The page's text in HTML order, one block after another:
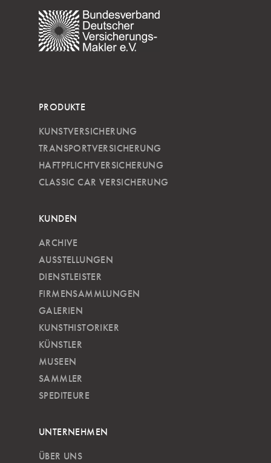
PRODUKTE
KUNSTVERSICHERUNG
TRANSPORTVERSICHERUNG
HAFTPFLICHTVERSICHERUNG
CLASSIC CAR VERSICHERUNG
KUNDEN
ARCHIVE
AUSSTELLUNGEN
DIENSTLEISTER
FIRMENSAMMLUNGEN
GALERIEN
KUNSTHISTORIKER
KÜNSTLER
MUSEEN
SAMMLER
SPEDITEURE
UNTERNEHMEN
ÜBER UNS